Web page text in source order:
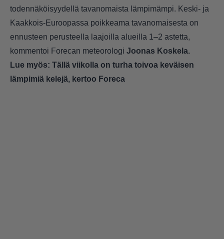
todennäköisyydellä tavanomaista lämpimämpi. Keski- ja
Kaakkois-Euroopassa poikkeama tavanomaisesta on
ennusteen perusteella laajoilla alueilla 1–2 astetta,
kommentoi Forecan meteorologi Joonas Koskela.
Lue myös: Tällä viikolla on turha toivoa keväisen
lämpimiä kelejä, kertoo Foreca